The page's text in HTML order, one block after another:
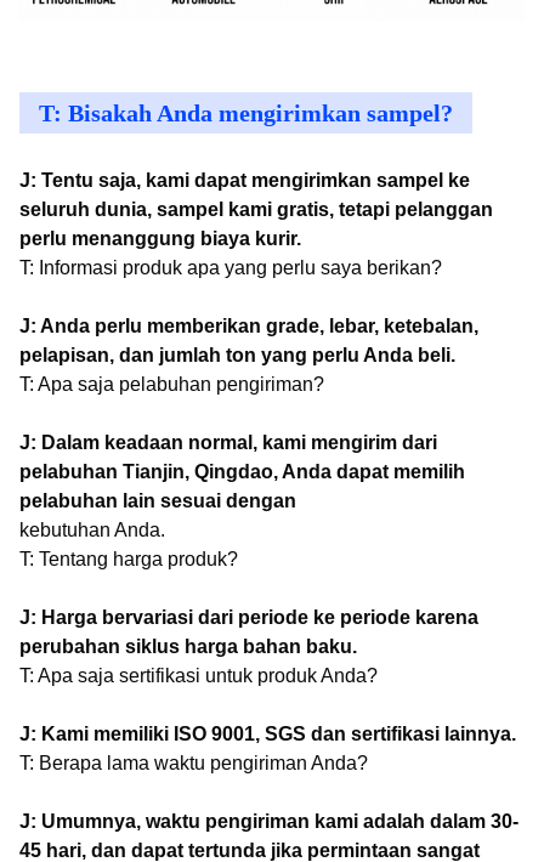
T: Bisakah Anda mengirimkan sampel?
J: Tentu saja, kami dapat mengirimkan sampel ke
seluruh dunia, sampel kami gratis, tetapi pelanggan
perlu menanggung biaya kurir.
T: Informasi produk apa yang perlu saya berikan?
J: Anda perlu memberikan grade, lebar, ketebalan,
pelapisan, dan jumlah ton yang perlu Anda beli.
T: Apa saja pelabuhan pengiriman?
J: Dalam keadaan normal, kami mengirim dari
pelabuhan Tianjin, Qingdao, Anda dapat memilih
pelabuhan lain sesuai dengan
kebutuhan Anda.
T: Tentang harga produk?
J: Harga bervariasi dari periode ke periode karena
perubahan siklus harga bahan baku.
T: Apa saja sertifikasi untuk produk Anda?
J: Kami memiliki ISO 9001, SGS dan sertifikasi lainnya.
T: Berapa lama waktu pengiriman Anda?
J: Umumnya, waktu pengiriman kami adalah dalam 30-
45 hari, dan dapat tertunda jika permintaan sangat